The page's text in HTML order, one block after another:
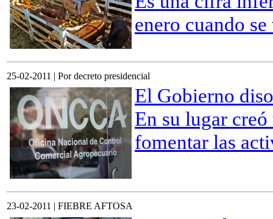
enero cuando
25-02-2011 | Por decreto presidencial
El Gobierno
En su lugar
fomentar las
23-02-2011 | FIEBRE AFTOSA